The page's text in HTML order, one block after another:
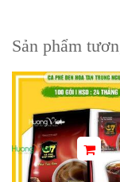
Sản phẩm